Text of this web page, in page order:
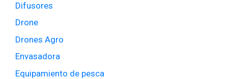
Difusores
Drone
Drones Agro
Envasadora
Equipamiento de pesca